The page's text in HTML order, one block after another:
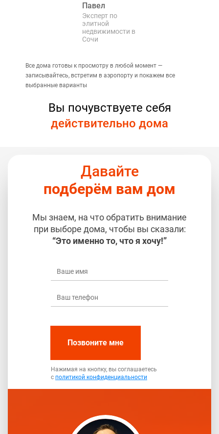
Павел
Эксперт по
элитной
недвижимости в
Сочи
Все дома готовы к просмотру в любой момент —
записывайтесь, встретим в аэропорту и покажем все
выбранные варианты
Вы почувствуете себя
действительно дома
Давайте
подберём вам дом
Мы знаем, на что обратить внимание
при выборе дома, чтобы вы сказали:
“Это именно то, что я хочу!”
Позвоните мне
Нажимая на кнопку, вы соглашаетесь
с политикой конфиденциальности